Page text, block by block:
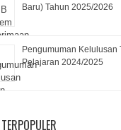
Baru) Tahun 2025/2026
Pengumuman Kelulusan
Pelajaran 2024/2025